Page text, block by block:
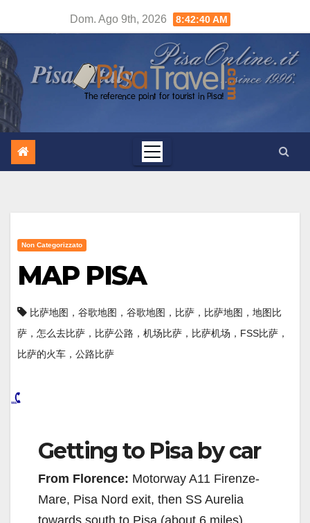
contenuto
Dom. Ago 9th, 2026 8:42:40 AM
Non Categorizzato
MAP PISA
比萨地图，谷歌地图，谷歌地图，比萨，比萨地图，地图比
萨，怎么去比萨，比萨公路，机场比萨，比萨机场，FSS比萨，
比萨的火车，公路比萨
Getting to Pisa by car
From Florence: Motorway A11 Firenze-
Mare, Pisa Nord exit, then SS Aurelia
towards south to Pisa (about 6 miles).